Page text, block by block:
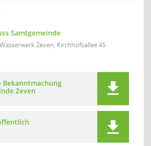
Samtgemeinde
Wasserwerk Zeven, Kirchhofsallee 45
Bekanntmachung
Zeven